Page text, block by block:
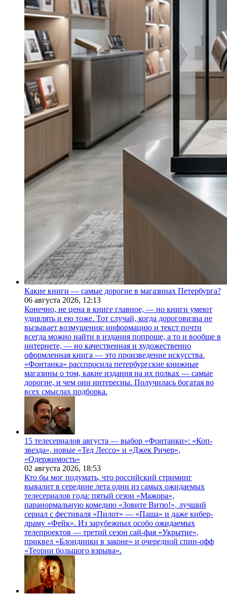
Какие книги — самые дорогие в магазинах Петербурга?
06 августа 2026, 12:13
Конечно, не цена в книге главное, — но книги умеют
удивлять и ею тоже. Тот случай, когда дороговизна не
вызывает возмущения: информацию и текст почти
всегда можно найти в издания попроще, а то и вообще в
интернете, — но качественная и художественно
оформленная книга — это произведение искусства.
«Фонтанка» расспросила петербургские книжные
магазины о том, какие издания на их полках — самые
дорогие, и чем они интересны. Получилась богатая во
всех смыслах подборка.
15 телесериалов августа — выбор «Фонтанки»: «Коп-
звезда», новые «Тед Лессо» и «Джек Ричер»,
«Одержимость»
02 августа 2026, 18:53
Кто бы мог подумать, что российский стриминг
вывалит в середине лета одни из самых ожидаемых
телесериалов года: пятый сезон «Мажора»,
паранормальную комедию «Зовите Витю!», лучший
сериал с фестиваля «Пилот» — «Паша» и даже кибер-
драму «Фейк». Из зарубежных особо ожидаемых
телепроектов — третий сезон сай-фая «Укрытие»,
приквел «Блондинки в законе» и очередной спин-офф
«Теории большого взрыва».